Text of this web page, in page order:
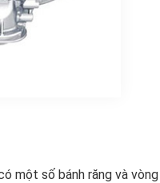
một số bánh răng và